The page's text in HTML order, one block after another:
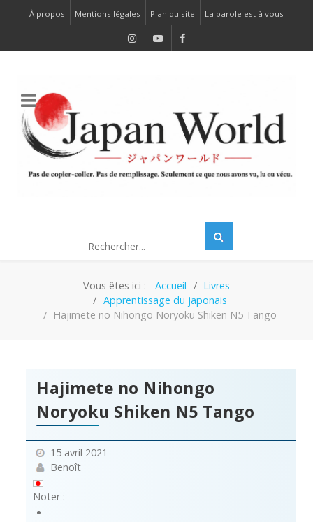
À propos Mentions légales Plan du site La parole est à vous
Vous êtes ici : Accueil
Livres
Apprentissage du japonais
Hajimete no Nihongo Noryoku Shiken N5 Tango
Hajimete no Nihongo
Noryoku Shiken N5 Tango
15 avril 2021
Benoît
Noter :